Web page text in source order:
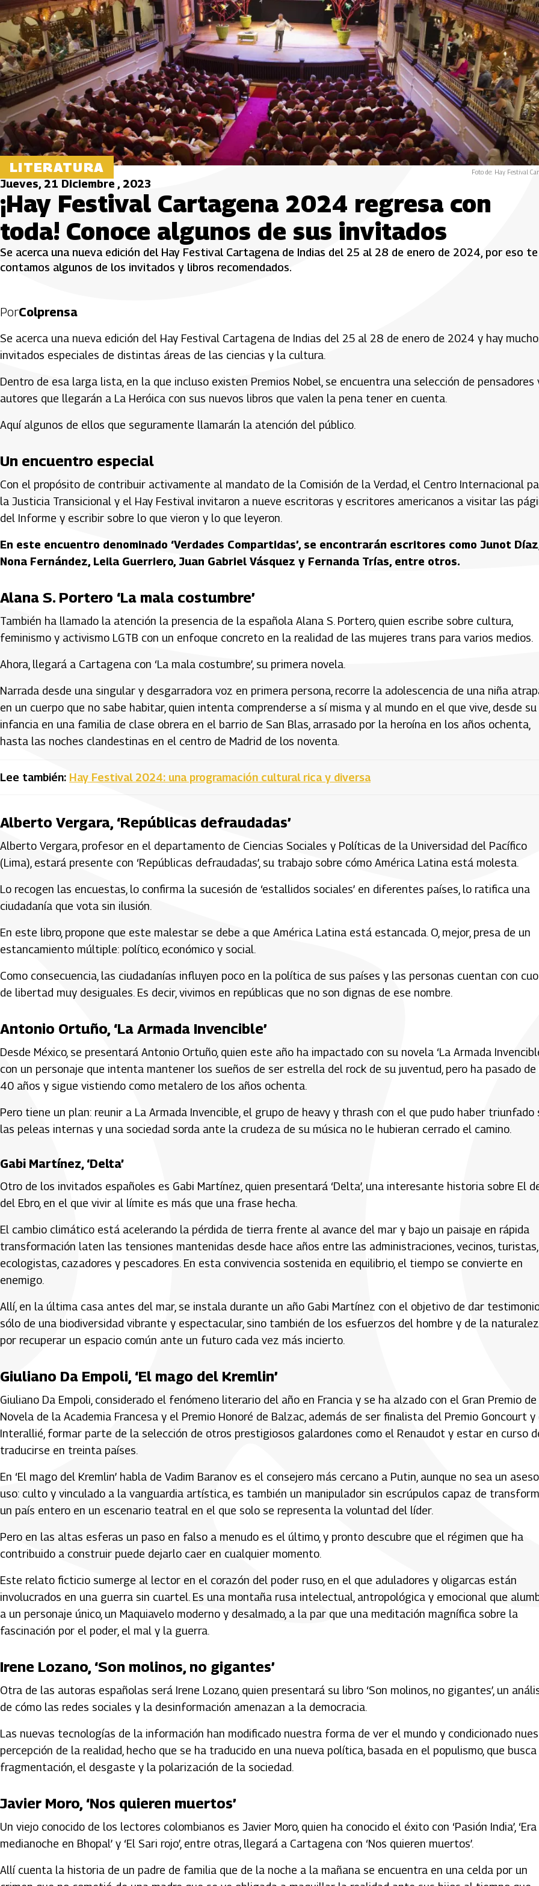
LITERATURA Foto de: Hay Festival
Jueves, 21 Diciembre , 2023
¡Hay Festival Cartagena 2024 regresa con
toda! Conoce algunos de sus invitados
Se acerca una nueva edición del Hay Festival Cartagena de Indias del 25 al 28 de enero de 2024, por eso te
contamos algunos de los invitados y libros recomendados.
PorColprensa
Se acerca una nueva edición del Hay Festival Cartagena de Indias del 25 al 28 de enero de 2024 y hay
invitados especiales de distintas áreas de las ciencias y la cultura.
Dentro de esa larga lista, en la que incluso existen Premios Nobel, se encuentra una selección de pensadores
autores que llegarán a La Heróica con sus nuevos libros que valen la pena tener en cuenta.
Aquí algunos de ellos que seguramente llamarán la atención del público.
Un encuentro especial
Con el propósito de contribuir activamente al mandato de la Comisión de la Verdad, el Centro Internacional
la Justicia Transicional y el Hay Festival invitaron a nueve escritoras y escritores americanos a visitar las
del Informe y escribir sobre lo que vieron y lo que leyeron.
En este encuentro denominado ‘Verdades Compartidas’, se encontrarán escritores como Junot
Nona Fernández, Leila Guerriero, Juan Gabriel Vásquez y Fernanda Trías, entre otros.
Alana S. Portero ‘La mala costumbre’
También ha llamado la atención la presencia de la española Alana S. Portero, quien escribe sobre cultura,
feminismo y activismo LGTB con un enfoque concreto en la realidad de las mujeres trans para varios medios.
Ahora, llegará a Cartagena con ‘La mala costumbre’, su primera novela.
Narrada desde una singular y desgarradora voz en primera persona, recorre la adolescencia de una niña
en un cuerpo que no sabe habitar, quien intenta comprenderse a sí misma y al mundo en el que vive, desde su
infancia en una familia de clase obrera en el barrio de San Blas, arrasado por la heroína en los años ochenta,
hasta las noches clandestinas en el centro de Madrid de los noventa.
Lee también: Hay Festival 2024: una programación cultural rica y diversa
Alberto Vergara, ‘Repúblicas defraudadas’
Alberto Vergara, profesor en el departamento de Ciencias Sociales y Políticas de la Universidad del Pacífico
(Lima), estará presente con ‘Repúblicas defraudadas’, su trabajo sobre cómo América Latina está molesta.
Lo recogen las encuestas, lo confirma la sucesión de ‘estallidos sociales’ en diferentes países, lo ratifica una
ciudadanía que vota sin ilusión.
En este libro, propone que este malestar se debe a que América Latina está estancada. O, mejor, presa de un
estancamiento múltiple: político, económico y social.
Como consecuencia, las ciudadanías influyen poco en la política de sus países y las personas cuentan con
de libertad muy desiguales. Es decir, vivimos en repúblicas que no son dignas de ese nombre.
Antonio Ortuño, ‘La Armada Invencible’
Desde México, se presentará Antonio Ortuño, quien este año ha impactado con su novela ‘La Armada
con un personaje que intenta mantener los sueños de ser estrella del rock de su juventud, pero ha pasado de
40 años y sigue vistiendo como metalero de los años ochenta.
Pero tiene un plan: reunir a La Armada Invencible, el grupo de heavy y thrash con el que pudo haber triunfado
las peleas internas y una sociedad sorda ante la crudeza de su música no le hubieran cerrado el camino.
Gabi Martínez, ‘Delta’
Otro de los invitados españoles es Gabi Martínez, quien presentará ‘Delta’, una interesante historia sobre El
del Ebro, en el que vivir al límite es más que una frase hecha.
El cambio climático está acelerando la pérdida de tierra frente al avance del mar y bajo un paisaje en rápida
transformación laten las tensiones mantenidas desde hace años entre las administraciones, vecinos, turistas,
ecologistas, cazadores y pescadores. En esta convivencia sostenida en equilibrio, el tiempo se convierte en
enemigo.
Allí, en la última casa antes del mar, se instala durante un año Gabi Martínez con el objetivo de dar
sólo de una biodiversidad vibrante y espectacular, sino también de los esfuerzos del hombre y de la
por recuperar un espacio común ante un futuro cada vez más incierto.
Giuliano Da Empoli, ‘El mago del Kremlin’
Giuliano Da Empoli, considerado el fenómeno literario del año en Francia y se ha alzado con el Gran Premio de
Novela de la Academia Francesa y el Premio Honoré de Balzac, además de ser finalista del Premio Goncourt y
Interallié, formar parte de la selección de otros prestigiosos galardones como el Renaudot y estar en curso
traducirse en treinta países.
En ‘El mago del Kremlin’ habla de Vadim Baranov es el consejero más cercano a Putin, aunque no sea un
uso: culto y vinculado a la vanguardia artística, es también un manipulador sin escrúpulos capaz de
un país entero en un escenario teatral en el que solo se representa la voluntad del líder.
Pero en las altas esferas un paso en falso a menudo es el último, y pronto descubre que el régimen que ha
contribuido a construir puede dejarlo caer en cualquier momento.
Este relato ficticio sumerge al lector en el corazón del poder ruso, en el que aduladores y oligarcas están
involucrados en una guerra sin cuartel. Es una montaña rusa intelectual, antropológica y emocional que
a un personaje único, un Maquiavelo moderno y desalmado, a la par que una meditación magnífica sobre la
fascinación por el poder, el mal y la guerra.
Irene Lozano, ‘Son molinos, no gigantes’
Otra de las autoras españolas será Irene Lozano, quien presentará su libro ‘Son molinos, no gigantes’, un
de cómo las redes sociales y la desinformación amenazan a la democracia.
Las nuevas tecnologías de la información han modificado nuestra forma de ver el mundo y condicionado
percepción de la realidad, hecho que se ha traducido en una nueva política, basada en el populismo, que
fragmentación, el desgaste y la polarización de la sociedad.
Javier Moro, ‘Nos quieren muertos’
Un viejo conocido de los lectores colombianos es Javier Moro, quien ha conocido el éxito con ‘Pasión India’, ‘Era
medianoche en Bhopal’ y ‘El Sari rojo’, entre otras, llegará a Cartagena con ‘Nos quieren muertos’.
Allí cuenta la historia de un padre de familia que de la noche a la mañana se encuentra en una celda por un